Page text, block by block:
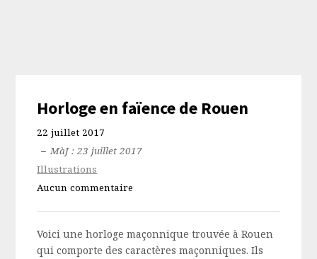
Horloge en faïence de Rouen
22 juillet 2017
–MàJ : 23 juillet 2017
Illustrations
Aucun commentaire
Voici une horloge maçonnique trouvée à Rouen
qui comporte des caractères maçonniques. Ils